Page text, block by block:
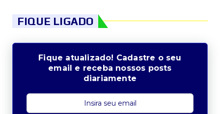
FIQUE LIGADO
Fique atualizado! Cadastre o seu
email e receba nossos posts
diariamente